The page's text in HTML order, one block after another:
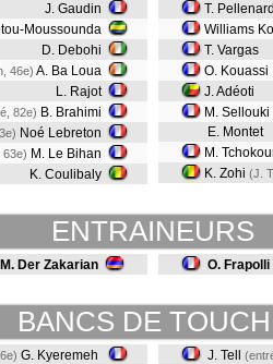
J. Gaudin
Moussounda
D. Debohi
46e) A. Ba Loua
L. Rajot
82e) B. Brahimi
Noé Lebreton
63e) M. Le Bihan
K. Coulibaly
T.
Williams
T. Vargas
O. Kouassi
J. Adéoti
M. Sellouki
E. Montet
M.
K. Zohi (J.
ENTRAINEURS
M. Der Zakarian O. Frapolli
BANCS DE
G. Kyeremeh J. Tell